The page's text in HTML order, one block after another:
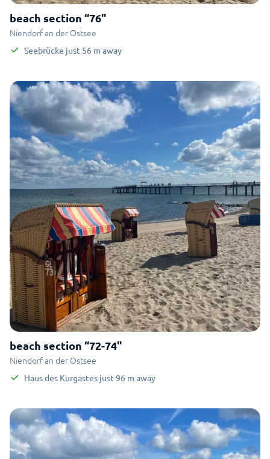
beach section “76"
Niendorf an der Ostsee
Seebrücke just 56 m away
beach section “72-74"
Niendorf an der Ostsee
Haus des Kurgastes just 96 m away